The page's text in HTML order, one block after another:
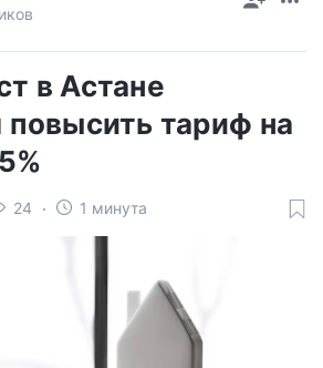
в Астане
повысить тариф на
24 1 минута